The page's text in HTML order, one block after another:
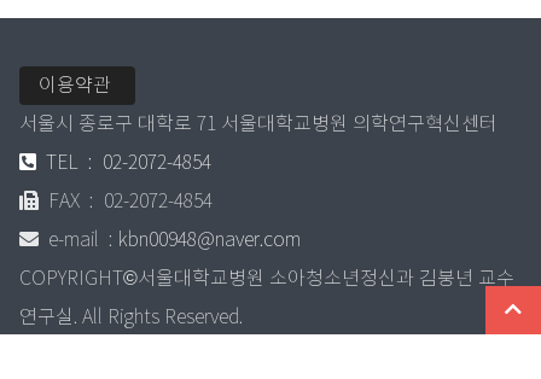
이용약관
서울시 종로구 대학로 71 서울대학교병원 의학연구혁신센터
TEL
02-2072-4854
FAX
02-2072-4854
e-mail
kbn00948@naver.com
COPYRIGHT©서울대학교병원 소아청소년정신과 김붕년 교수
연구실. All Rights Reserved.